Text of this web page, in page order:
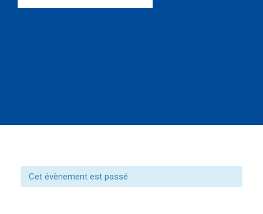
Cet évènement est passé